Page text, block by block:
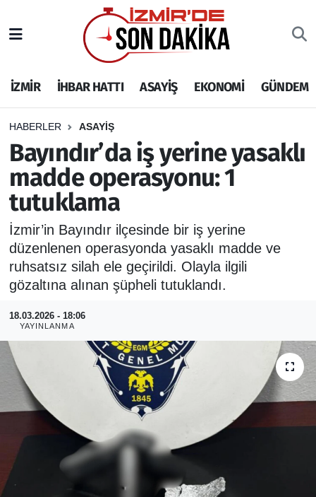
İZMİR İHBAR HATTI ASAYİŞ EKONOMİ GÜNDEM
HABERLER ASAYİŞ
Bayındır’da iş yerine yasaklı
madde operasyonu: 1
tutuklama
İzmir’in Bayındır ilçesinde bir iş yerine
düzenlenen operasyonda yasaklı madde ve
ruhsatsız silah ele geçirildi. Olayla ilgili
gözaltına alınan şüpheli tutuklandı.
18.03.2026 - 18:06
YAYINLANMA
İHBAR HATTI
DEPREM
GENEL
EKONOMİ
SİYASET
SPOR
RESMİ REKLAM
İzmir Nöbetçi Eczaneler
İzmir Hava Durumu
İzmir Namaz Vakitleri
İzmir Trafik Yoğunluk Haritası
Puan Durumu ve Fikstür
Tüm Manşetler
Son Dakika Haberleri